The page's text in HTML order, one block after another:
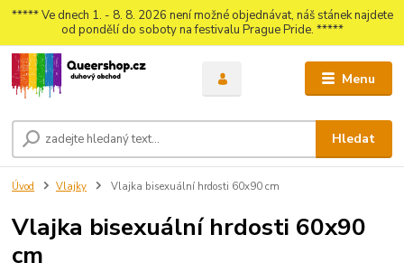
***** Ve dnech 1. - 8. 8. 2026 není možné objednávat, náš stánek najdete
od pondělí do soboty na festivalu Prague Pride. *****
Menu
Hledat
Úvod Vlajky Vlajka bisexuální hrdosti 60x90 cm
Vlajka bisexuální hrdosti 60x90
cm